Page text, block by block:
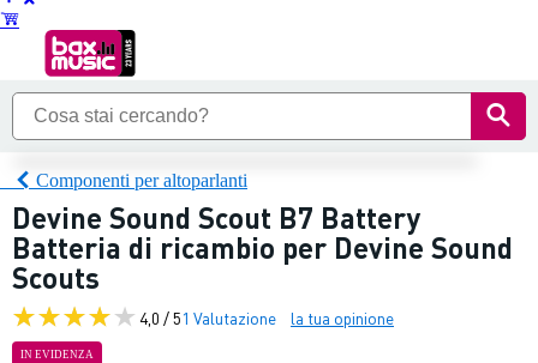
Componenti per altoparlanti
Devine Sound Scout B7 Battery
Batteria di ricambio per Devine Sound
Scouts
4,0 / 51 Valutazione la tua opinione
IN EVIDENZA